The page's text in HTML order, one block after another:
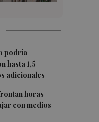
podría
hasta 1,5
adicionales
horas
con medios